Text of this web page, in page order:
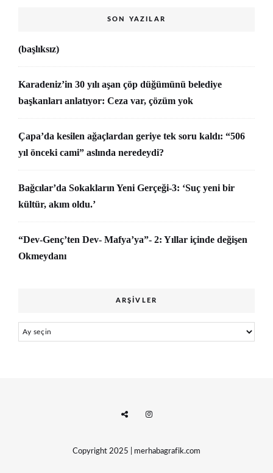
SON YAZILAR
(başlıksız)
Karadeniz’in 30 yılı aşan çöp düğümünü belediye
başkanları anlatıyor: Ceza var, çözüm yok
Çapa’da kesilen ağaçlardan geriye tek soru kaldı: “506
yıl önceki cami” aslında neredeydi?
Bağcılar’da Sokakların Yeni Gerçeği-3: ‘Suç yeni bir
kültür, akım oldu.’
“Dev-Genç’ten Dev- Mafya’ya”- 2: Yıllar içinde değişen
Okmeydanı
ARŞIVLER
Arşivler
Copyright 2025 | merhabagrafik.com